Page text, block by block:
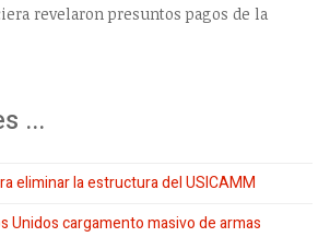
revelaron presuntos pagos de la
...
eliminar la estructura del USICAMM
Unidos cargamento masivo de armas